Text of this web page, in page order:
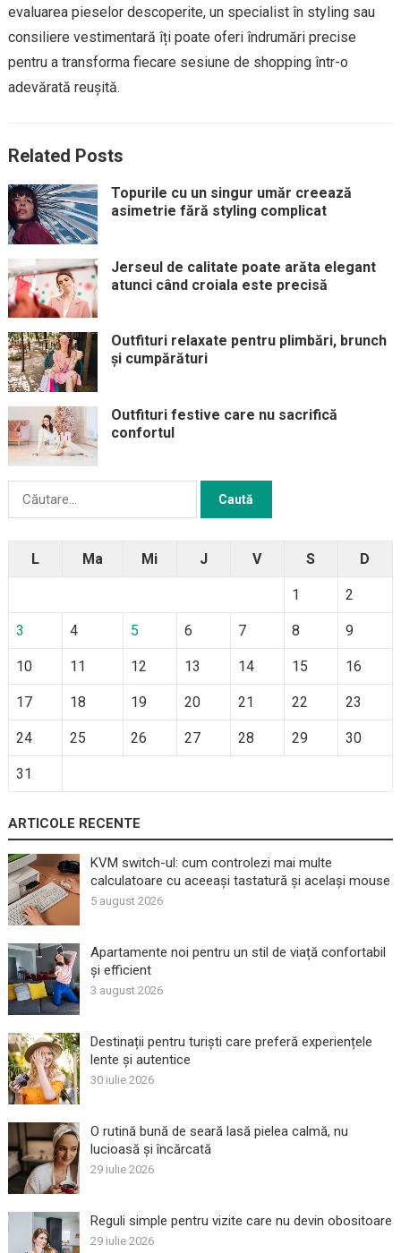
evaluarea pieselor descoperite, un specialist în styling sau
consiliere vestimentară îți poate oferi îndrumări precise
pentru a transforma fiecare sesiune de shopping într-o
adevărată reușită.
Related Posts
Topurile cu un singur umăr creează
asimetrie fără styling complicat
Jerseul de calitate poate arăta elegant
atunci când croiala este precisă
Outfituri relaxate pentru plimbări, brunch
și cumpărături
Outfituri festive care nu sacrifică
confortul
L Ma Mi J V S D
1 2
3 4 5 6 7 8 9
10 11 12 13 14 15 16
17 18 19 20 21 22 23
24 25 26 27 28 29 30
31
ARTICOLE RECENTE
KVM switch-ul: cum controlezi mai multe
calculatoare cu aceeași tastatură și același mouse
5 august 2026
Apartamente noi pentru un stil de viață confortabil
și efficient
3 august 2026
Destinații pentru turiști care preferă experiențele
lente și autentice
30 iulie 2026
O rutină bună de seară lasă pielea calmă, nu
lucioasă și încărcată
29 iulie 2026
Reguli simple pentru vizite care nu devin obositoare
29 iulie 2026